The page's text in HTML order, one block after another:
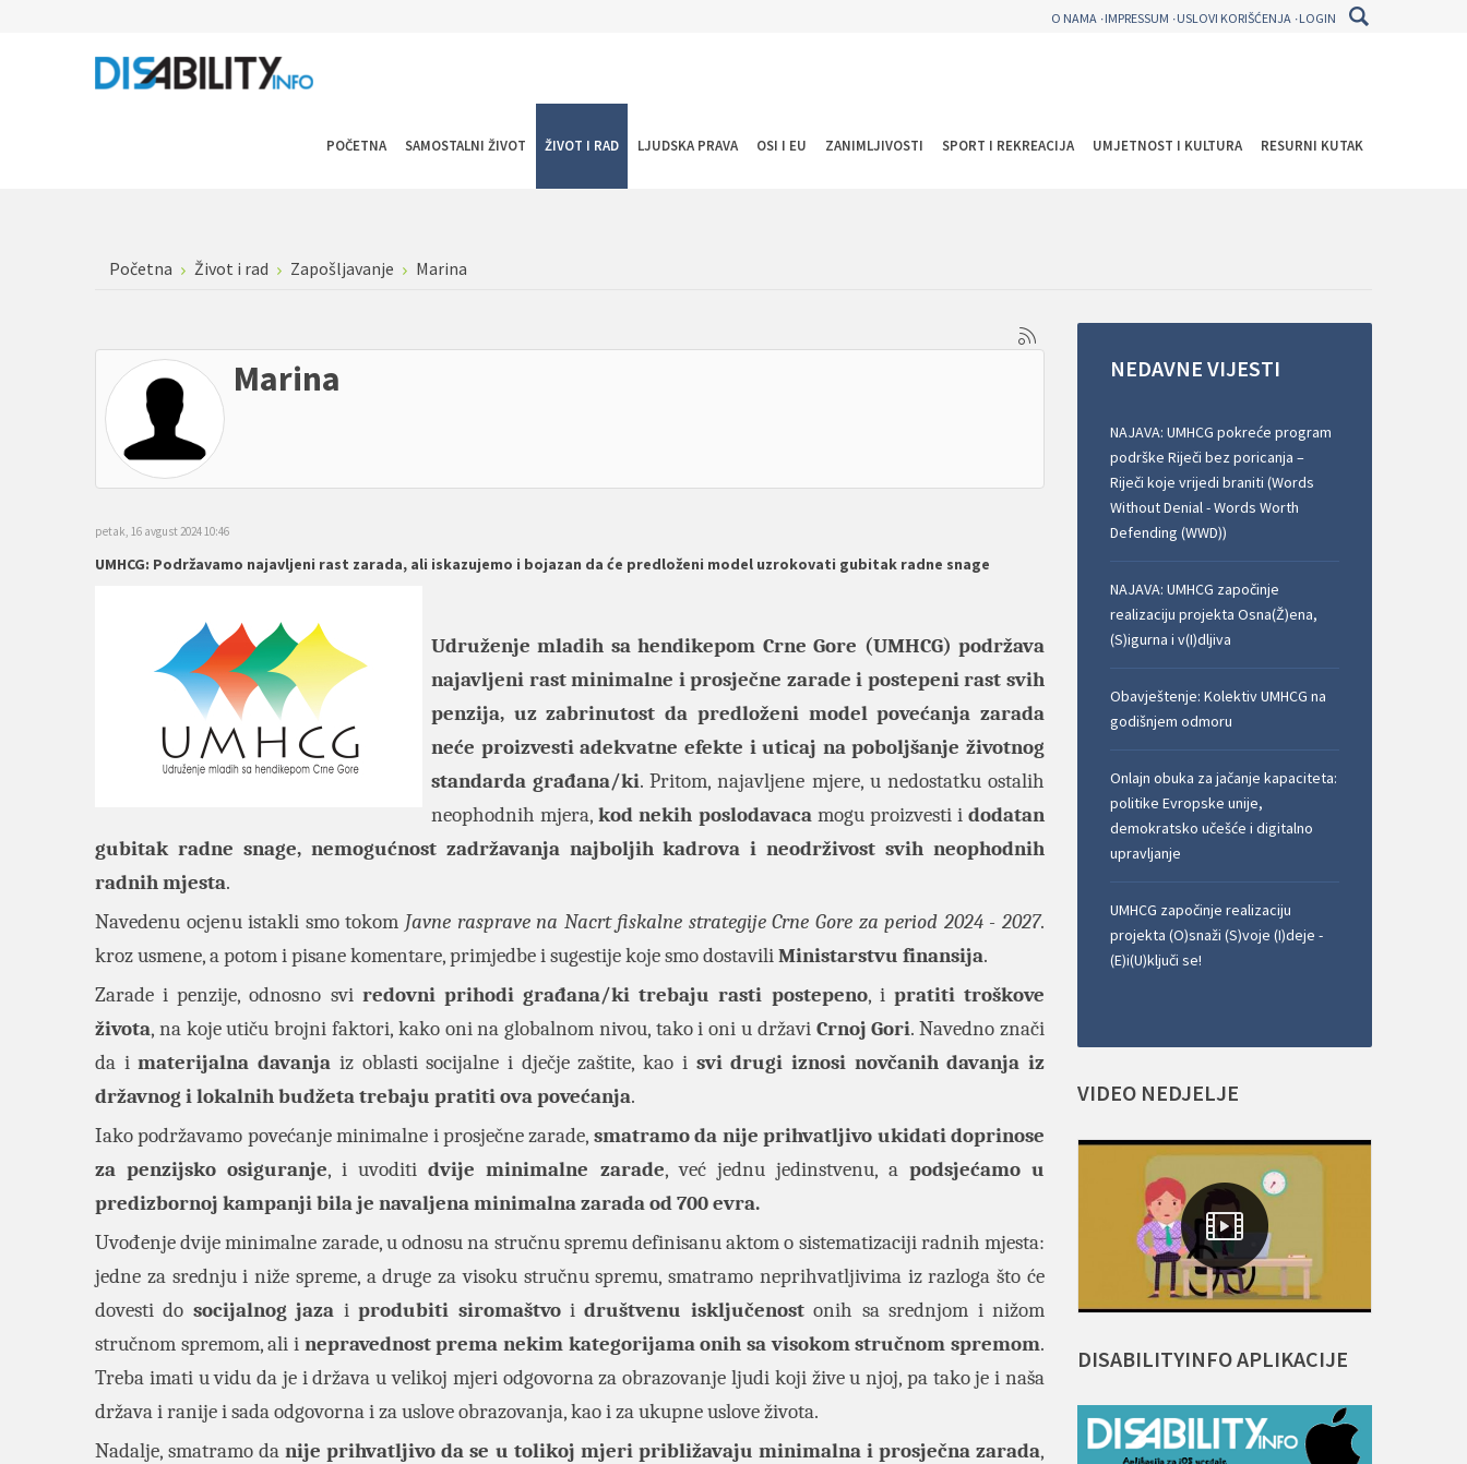
O NAMA IMPRESSUM USLOVI KORIŠĆENJA LOGIN
POČETNA SAMOSTALNI ŽIVOT ŽIVOT I RAD LJUDSKA PRAVA OSI I EU ZANIMLJIVOSTI SPORT I REKREACIJA UMJETNOST I KULTURA RESURNI KUTAK
Početna Život i rad Zapošljavanje Marina
Marina
petak, 16 avgust 2024 10:46
UMHCG: Podržavamo najavljeni rast zarada, ali iskazujemo i bojazan da će predloženi model uzrokovati gubitak radne snage
Udruženje mladih sa hendikepom Crne Gore (UMHCG) podržava
najavljeni rast minimalne i prosječne zarade i postepeni rast svih
penzija, uz zabrinutost da predloženi model povećanja zarada
neće proizvesti adekvatne efekte i uticaj na poboljšanje životnog
standarda građana/ki. Pritom, najavljene mjere, u nedostatku ostalih
neophodnih mjera,kod nekih poslodavacamogu proizvesti i dodatan
gubitak radne snage, nemogućnost zadržavanja najboljih kadrova i neodrživost svih neophodnih
radnih mjesta.
Navedenu ocjenu istakli smo tokom Javne rasprave na Nacrt fiskalne strategije Crne Gore za period 2024 - 2027.
kroz usmene, a potom i pisane komentare, primjedbe i sugestije koje smo dostaviliMinistarstvu finansija.
Zarade i penzije, odnosno svi redovni prihodi građana/ki trebaju rasti postepeno, i pratiti troškove
života, na koje utiču brojni faktori, kako oni na globalnom nivou, tako i oni u državi Crnoj Gori. Navedno znači
da imaterijalna davanja iz oblasti socijalne i dječje zaštite, kao i svi drugi iznosi novčanih davanja iz
državnog i lokalnih budžeta trebaju pratiti ova povećanja.
Iako podržavamo povećanje minimalne i prosječne zarade, smatramo da nije prihvatljivo ukidati doprinose
za penzijsko osiguranje, i uvoditidvije minimalne zarade, već jednu jedinstvenu, a podsjećamo u
predizbornoj kampanji bila je navaljena minimalna zarada od 700 evra.
Uvođenje dvije minimalne zarade, u odnosu na stručnu spremu definisanu aktom o sistematizaciji radnih mjesta:
jedne za srednju i niže spreme, a druge za visoku stručnu spremu, smatramo neprihvatljivima iz razloga što će
dovesti do socijalnog jaza iprodubiti siromaštvoidruštvenu isključenostonih sa srednjom i nižom
stručnom spremom, ali i nepravednost prema nekim kategorijama onih sa visokom stručnom spremom.
Treba imati u vidu da je i država u velikoj mjeri odgovorna za obrazovanje ljudi koji žive u njoj, pa tako je i naša
država i ranije i sada odgovorna i za uslove obrazovanja, kao i za ukupne uslove života.
Nadalje, smatramo danije prihvatljivo da se u tolikoj mjeri približavaju minimalna i prosječna zarada,
NEDAVNE VIJESTI
NAJAVA: UMHCG pokreće program
podrške Riječi bez poricanja –
Riječi koje vrijedi braniti (Words
Without Denial - Words Worth
Defending (WWD))
NAJAVA: UMHCG započinje
realizaciju projekta Osna(Ž)ena,
(S)igurna i v(I)dljiva
Obavještenje: Kolektiv UMHCG na
godišnjem odmoru
Onlajn obuka za jačanje kapaciteta:
politike Evropske unije,
demokratsko učešće i digitalno
upravljanje
UMHCG započinje realizaciju
projekta (O)snaži (S)voje (I)deje -
(E)i(U)ključi se!
VIDEO NEDJELJE
DISABILITYINFOAPLIKACIJE